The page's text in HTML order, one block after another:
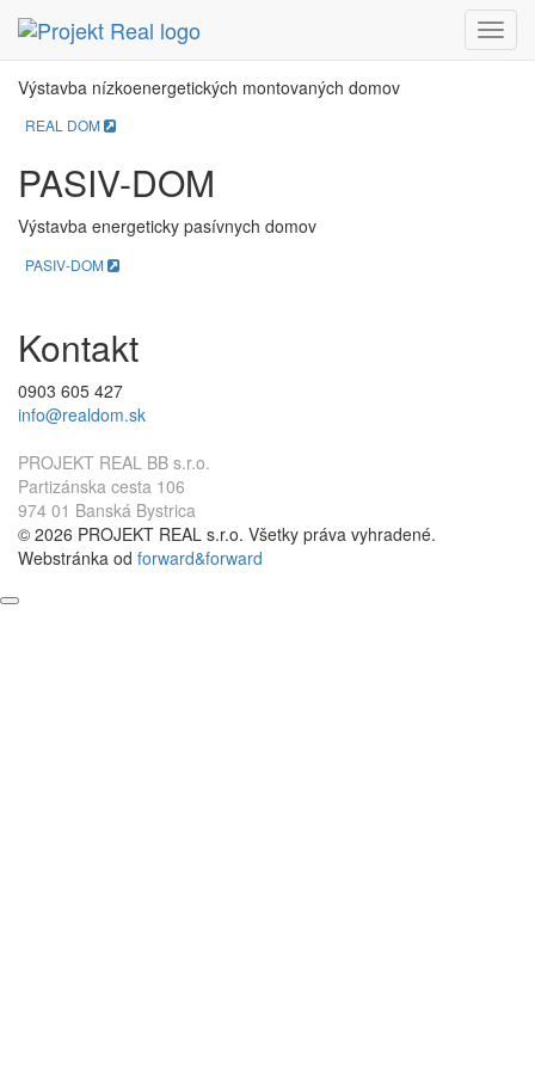
Menu
REAL DOM
Výstavba nízkoenergetických montovaných domov
REAL DOM
PASIV-DOM
Výstavba energeticky pasívnych domov
PASIV-DOM
Kontakt
0903 605 427
info@realdom.sk
PROJEKT REAL BB s.r.o.
Partizánska cesta 106
974 01 Banská Bystrica
© 2026 PROJEKT REAL s.r.o. Všetky práva vyhradené.
Webstránka od forward&forward